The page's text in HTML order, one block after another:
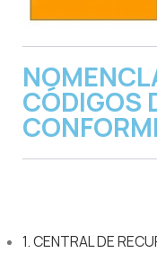
CÓDIGOS
1. CENTRAL DE